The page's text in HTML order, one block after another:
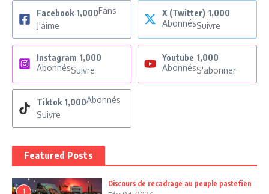
Facebook 1,000Fans
J'aime
X (Twitter) 1,000
AbonnésSuivre
Instagram 1,000
AbonnésSuivre
Youtube 1,000
AbonnésS'abonner
Tiktok 1,000Abonnés
Suivre
Featured Posts
1
Discours de recadrage au peuple pastefien